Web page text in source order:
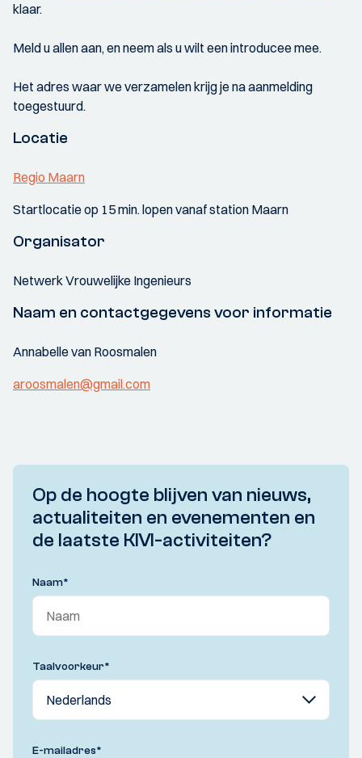
klaar.
Meld u allen aan, en neem als u wilt een introducee mee.
Het adres waar we verzamelen krijg je na aanmelding
toegestuurd.
Locatie
Regio Maarn
Startlocatie op 15 min. lopen vanaf station Maarn
Organisator
Netwerk Vrouwelijke Ingenieurs
Naam en contactgegevens voor informatie
Annabelle van Roosmalen
aroosmalen@gmail.com
Op de hoogte blijven van nieuws,
actualiteiten en evenementen en
de laatste KIVI-activiteiten?
Naam*
Taalvoorkeur*
E-mailadres*